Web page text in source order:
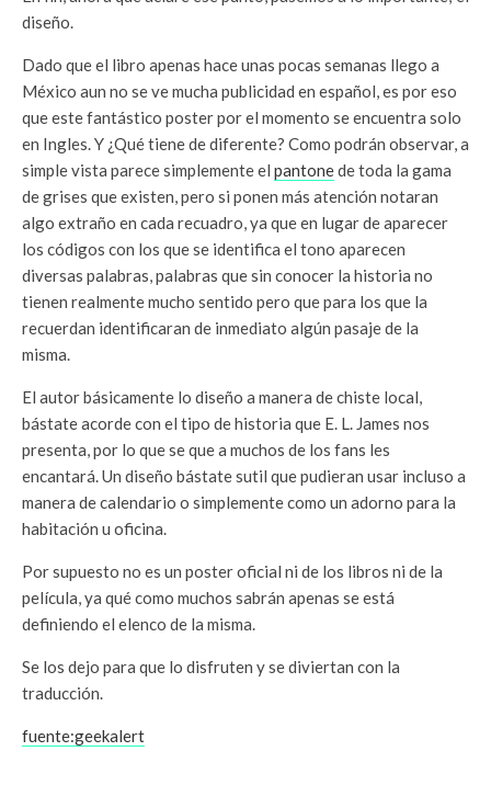
diseño.
Dado que el libro apenas hace unas pocas semanas llego a
México aun no se ve mucha publicidad en español, es por eso
que este fantástico poster por el momento se encuentra solo
en Ingles. Y ¿Qué tiene de diferente? Como podrán observar, a
simple vista parece simplemente el pantonede toda la gama
de grises que existen, pero si ponen más atención notaran
algo extraño en cada recuadro, ya que en lugar de aparecer
los códigos con los que se identifica el tono aparecen
diversas palabras, palabras que sin conocer la historia no
tienen realmente mucho sentido pero que para los que la
recuerdan identificaran de inmediato algún pasaje de la
misma.
El autor básicamente lo diseño a manera de chiste local,
bástate acorde con el tipo de historia que E. L. James nos
presenta, por lo que se que a muchos de los fans les
encantará. Un diseño bástate sutil que pudieran usar incluso a
manera de calendario o simplemente como un adorno para la
habitación u oficina.
Por supuesto no es un poster oficial ni de los libros ni de la
película, ya qué como muchos sabrán apenas se está
definiendo el elenco de la misma.
Se los dejo para que lo disfruten y se diviertan con la
traducción.
fuente:geekalert